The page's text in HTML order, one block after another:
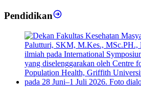
Pendidikan